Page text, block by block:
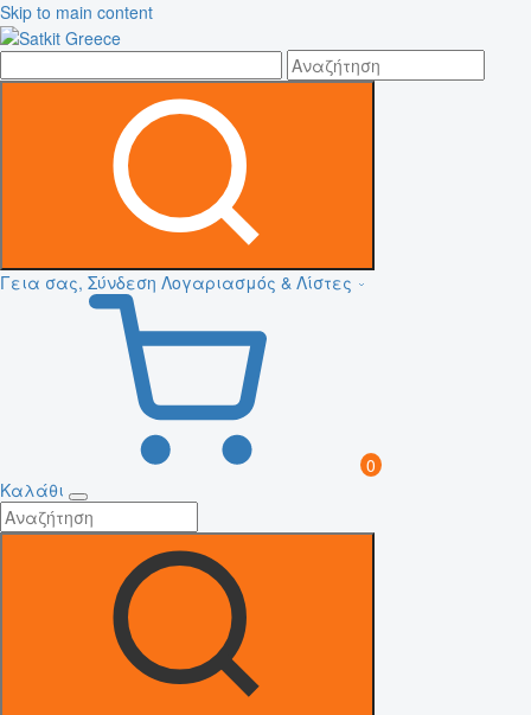
Skip to main content
Γεια σας, Σύνδεση Λογαριασμός & Λίστες
0
Καλάθι